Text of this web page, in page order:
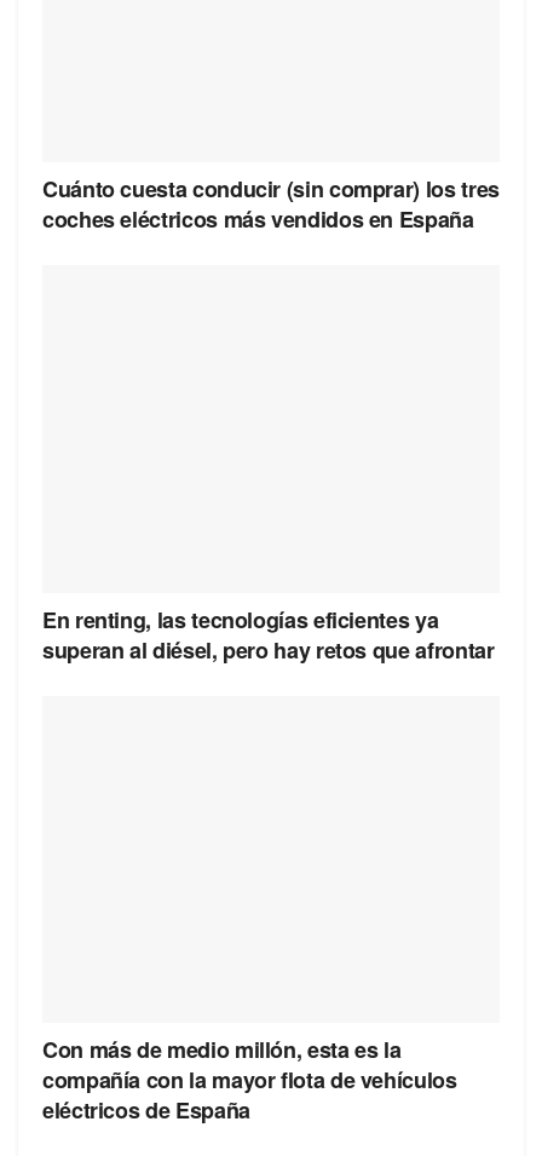
Cuánto cuesta conducir (sin comprar) los tres
coches eléctricos más vendidos en España
En renting, las tecnologías eficientes ya
superan al diésel, pero hay retos que afrontar
Con más de medio millón, esta es la
compañía con la mayor flota de vehículos
eléctricos de España